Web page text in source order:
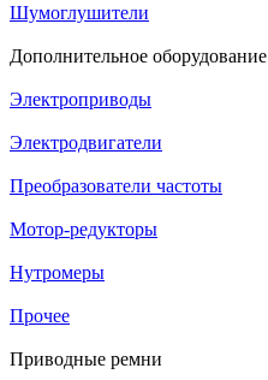
Шумоглушители
Дополнительное оборудование
Электроприводы
Электродвигатели
Преобразователи частоты
Мотор-редукторы
Нутромеры
Прочее
Приводные ремни